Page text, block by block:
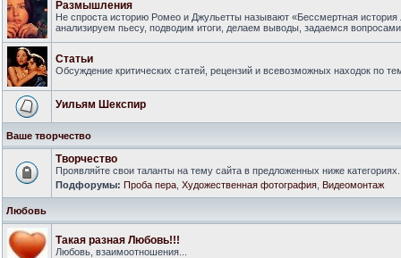
Размышления
Не спроста историю Ромео и Джульетты называют «Бессмертная
анализируем пьесу, подводим итоги, делаем выводы, задаемся
Статьи
Обсуждение критических статей, рецензий и всевозможных находок по
Уильям Шекспир
Ваше творчество
Творчество
Проявляйте свои таланты на тему сайта в предложенных ниже категориях.
Подфорумы: Проба пера Художественная фотография Видеомонтаж
Любовь
Такая разная Любовь!!!
Любовь, взаимоотношения...